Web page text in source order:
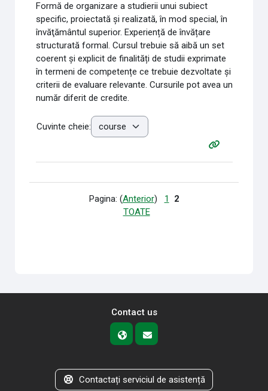
Formă de organizare a studierii unui subiect
specific, proiectată şi realizată, în mod special, în
învăţământul superior. Experiență de învățare
structurată formal. Cursul trebuie să aibă un set
coerent și explicit de finalități de studii exprimate
în termeni de competențe ce trebuie dezvoltate și
criterii de evaluare relevante. Cursurile pot avea un
număr diferit de credite.
Cuvinte cheie:
Pagina: (Anterior) 1
2
TOATE
Contact us
Contactați serviciul de asistență